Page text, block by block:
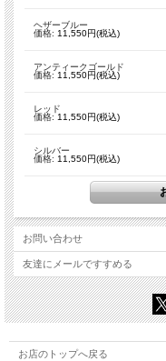
ヘザーブルー
価格: 11,550円(税込)
アンティークゴールド
価格: 11,550円(税込)
レッド
価格: 11,550円(税込)
シルバー
価格: 11,550円(税込)
お問い合わせ
友達にメールですすめる
お店のトップへ戻る